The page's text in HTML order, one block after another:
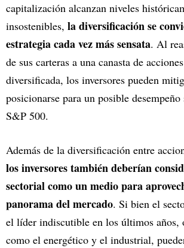
capitalización alcanzan niveles
insostenibles, la diversificación se
estrategia cada vez más sensata. Al
de sus carteras a una canasta de
diversificada, los inversores pueden
posicionarse para un posible
S&P 500.
Además de la diversificación entre
los inversores también deberían
sectorial como un medio para
panorama del mercado. Si bien el
el líder indiscutible en los últimos años,
como el energético y el industrial,